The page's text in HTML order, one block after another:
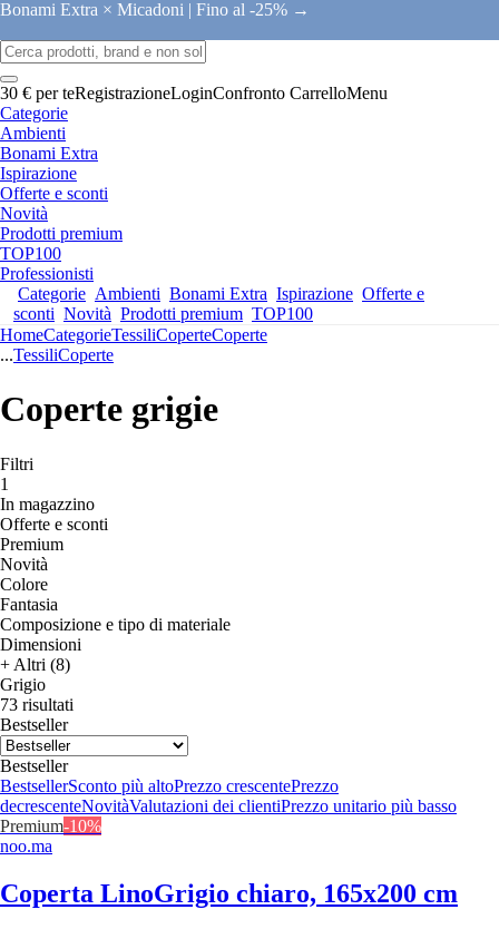
Bonami Extra × Micadoni | Fino al -25% →
30 € per teRegistrazioneLoginConfronto CarrelloMenu
Categorie
Ambienti
Bonami Extra
Ispirazione
Offerte e sconti
Novità
Prodotti premium
TOP100
Professionisti
Categorie Ambienti Bonami Extra Ispirazione Offerte e
sconti Novità Prodotti premium TOP100
HomeCategorieTessiliCoperteCoperte
...TessiliCoperte
Coperte grigie
Filtri
1
In magazzino
Offerte e sconti
Premium
Novità
Colore
Fantasia
Composizione e tipo di materiale
Dimensioni
+ Altri (8)
Grigio
73 risultati
Bestseller
Bestseller
BestsellerSconto più altoPrezzo crescentePrezzo
decrescenteNovitàValutazioni dei clientiPrezzo unitario più basso
Premium-10%
noo.ma
Coperta LinoGrigio chiaro, 165x200 cm